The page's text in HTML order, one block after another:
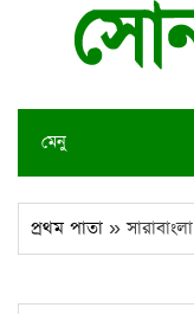
মেনু
প্রথম পাতা » সারাবাংলা